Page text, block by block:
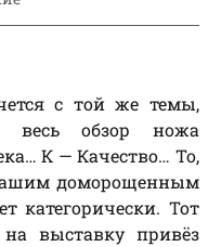
с той же темы,
весь обзор ножа
К — Качество… То,
доморощенным
категорически. Тот
выставку привёз